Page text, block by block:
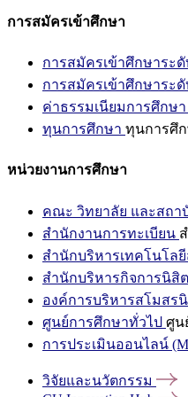
การสมัครเข้าศึกษา
การสมัครเข้าศึกษาร
การสมัครเข้าศึกษาระ
ค่าธรรมเนียมการศึกษา
ทุนการศึกษา ทุนการศึ
หน่วยงานการศึกษา
คณะ วิทยาลัย และสถา
สำนักงานการทะเบียน
สำนักบริหารเทคโนโล
สำนักบริหารกิจการนิสิต
องค์การบริหารสโมสร
ศูนย์การศึกษาทั่วไป ศูน
การประเมินออนไลน์
วิจัยและนวัตกรรม